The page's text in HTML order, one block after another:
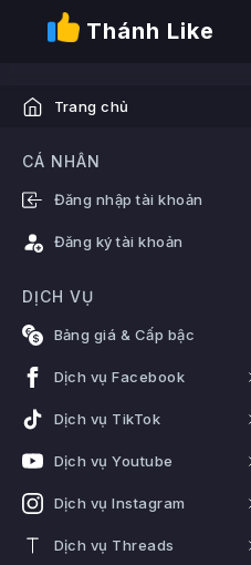
Thánh Like
Trang chủ
CÁ NHÂN
Đăng nhập tài khoản
Đăng ký tài khoản
DỊCH VỤ
Bảng giá & Cấp bậc
Dịch vụ Facebook
Dịch vụ TikTok
Dịch vụ Youtube
Dịch vụ Instagram
Dịch vụ Threads